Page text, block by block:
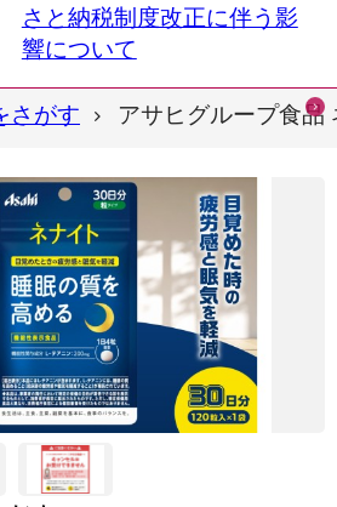
さと納税制度改正に伴う影
響について
さがす アサヒグループ食品